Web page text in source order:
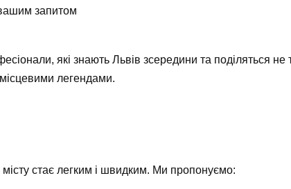
вашим запитом
які знають Львів зсередини та поділяться не
легендами.
стає легким і швидким. Ми пропонуємо: